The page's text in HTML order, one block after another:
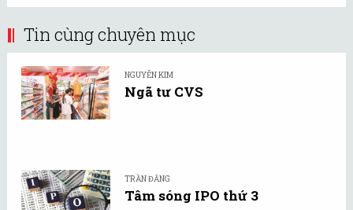
Tin cùng chuyên mục
NGUYỄN KIM
Ngã tư CVS
TRẦN ĐĂNG
Tâm sóng IPO thứ 3